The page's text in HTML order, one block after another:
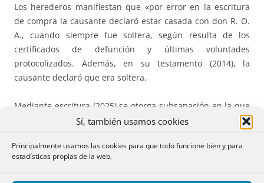
Sí, también usamos cookies
Principalmente usamos las cookies para que todo funcione bien y para
estadísticas propias de la web.
Los herederos manifiestan que «por error en la escritura
de compra la causante declaró estar casada con don R. O.
A., cuando siempre fue soltera, según resulta de los
certificados de defunción y últimas voluntades
protocolizados. Además, en su testamento (2014), la
causante declaró que era soltera.
Mediante escritura (2025) se otorga subsanación en la que
se hace constar lo siguiente: que mediante escritura
I. C. V. compró la finca registral 848; que en el
otorgamiento de la escritura de compraventa, la causante